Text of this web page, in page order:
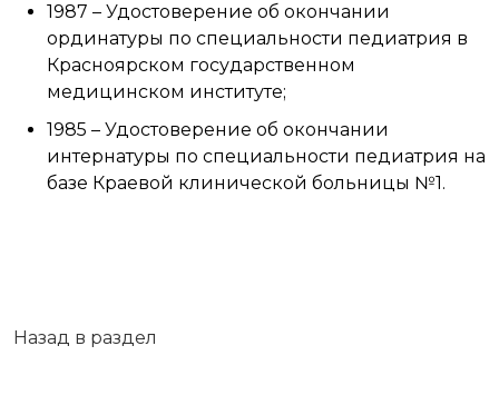
1987 – Удостоверение об окончании
ординатуры по специальности педиатрия в
Красноярском государственном
медицинском институте;
1985 – Удостоверение об окончании
интернатуры по специальности педиатрия на
базе Краевой клинической больницы №1.
Назад в раздел